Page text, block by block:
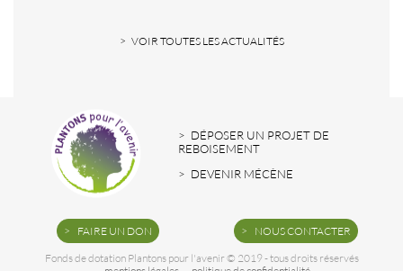
VOIR TOUTES LES ACTUALITÉS
DÉPOSER UN PROJET DE
REBOISEMENT
DEVENIR MÉCÈNE
FAIRE UN DON
NOUS CONTACTER
Fonds de dotation Plantons pour l'avenir © 2019 - tous droits réservés